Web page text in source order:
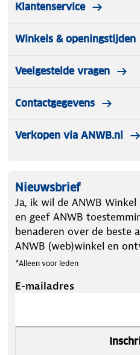
Klantenservice
Winkels & openingstijden
Veelgestelde vragen
Contactgegevens
Verkopen via ANWB.nl
Nieuwsbrief
Ja, ik wil de ANWB
en geef ANWB
benaderen over de beste
ANWB (web)winkel en
*Alleen voor leden
E-mailadres